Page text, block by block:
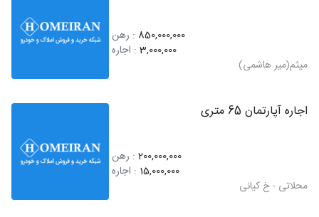
850,000,000 : رهن
3,000,000 : اجاره
میثم(میر هاشمی)
اجاره آپارتمان 65 متری
200,000,000 : رهن
15,000,000 : اجاره
محلاتی - خ کیانی